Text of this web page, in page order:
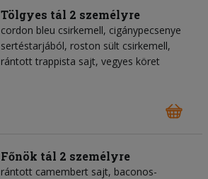
Tölgyes tál 2 személyre
cordon bleu csirkemell, cigánypecsenye
sertéstarjából, roston sült csirkemell,
rántott trappista sajt, vegyes köret
Főnök tál 2 személyre
rántott camembert sajt, baconos-